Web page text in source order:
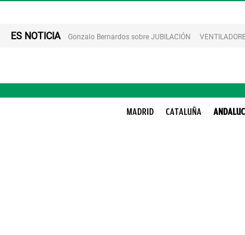
ES NOTICIA Gonzalo Bernardos sobre JUBILACIÓN
MADRID CATALUÑA